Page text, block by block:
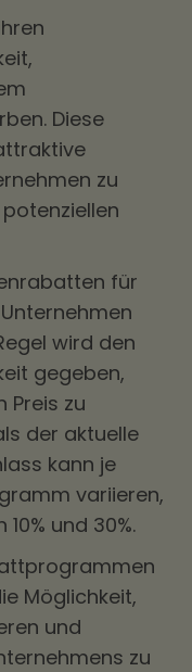
Diese
zu
für
wird den
gegeben,
Preis zu
der aktuelle
kann je
variieren,
und 30%.
Möglichkeit,
und
zu